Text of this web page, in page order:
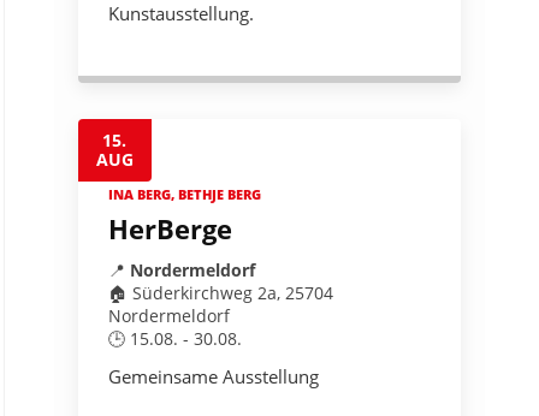
Kunstausstellung.
15.
AUG
INA BERG, BETHJE BERG
HerBerge
📍 Nordermeldorf
🏠 Süderkirchweg 2a, 25704
Nordermeldorf
🕒 15.08. - 30.08.
Gemeinsame Ausstellung